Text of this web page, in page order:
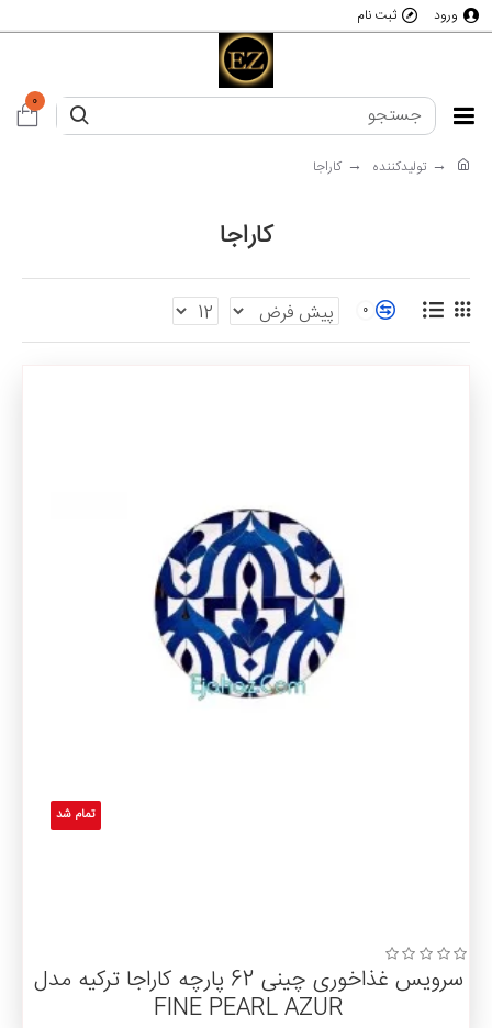
ورود ثبت نام
0
تولیدکننده کاراجا
کاراجا
0
تمام شد
سرویس غذاخوری چینی 62 پارچه کاراجا ترکیه مدل
FINE PEARL AZUR